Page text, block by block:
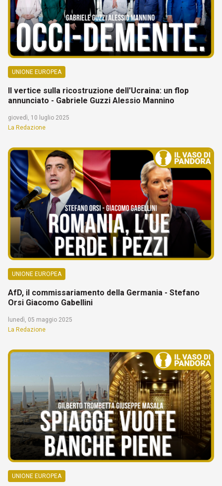
UNIONE EUROPEA
Il vertice sulla ricostruzione dell'Ucraina: un flop
annunciato - Gabriele Guzzi Alessio Mannino
giovedì, 10 luglio 2025
La Redazione
UNIONE EUROPEA
AfD, il commissariamento della Germania - Stefano
Orsi Giacomo Gabellini
lunedì, 05 maggio 2025
La Redazione
UNIONE EUROPEA